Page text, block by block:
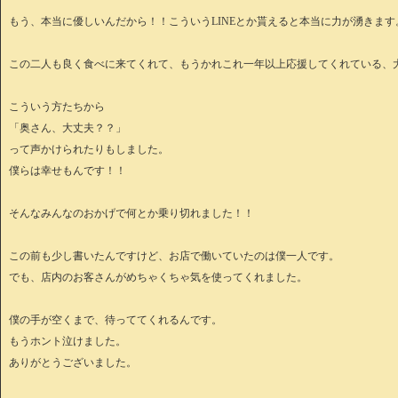
もう、本当に優しいんだから！！こういうLINEとか貰えると本当に力が湧きます
この二人も良く食べに来てくれて、もうかれこれ一年以上応援してくれている、
こういう方たちから
「奥さん、大丈夫？？」
って声かけられたりもしました。
僕らは幸せもんです！！
そんなみんなのおかげで何とか乗り切れました！！
この前も少し書いたんですけど、お店で働いていたのは僕一人です。
でも、店内のお客さんがめちゃくちゃ気を使ってくれました。
僕の手が空くまで、待っててくれるんです。
もうホント泣けました。
ありがとうございました。